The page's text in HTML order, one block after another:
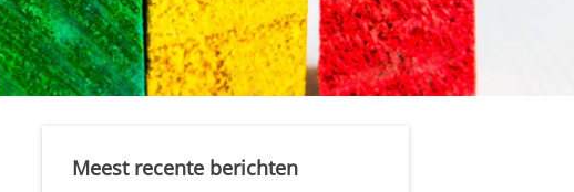
Meest recente berichten